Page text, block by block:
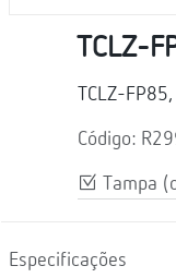
TCLZ-
TCLZ-
Código:
Tampa
Especificações